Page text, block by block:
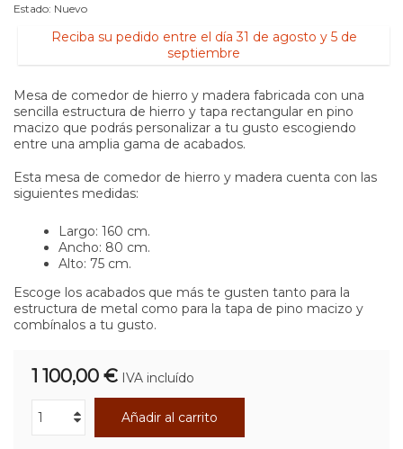
Estado: Nuevo
Reciba su pedido entre el día 31 de agosto y 5 de
septiembre
Mesa de comedor de hierro y madera fabricada con una
sencilla estructura de hierro y tapa rectangular en pino
macizo que podrás personalizar a tu gusto escogiendo
entre una amplia gama de acabados.
Esta mesa de comedor de hierro y madera cuenta con las
siguientes medidas:
Largo: 160 cm.
Ancho: 80 cm.
Alto: 75 cm.
Escoge los acabados que más te gusten tanto para la
estructura de metal como para la tapa de pino macizo y
combínalos a tu gusto.
1 100,00 € IVA incluído
Añadir al carrito